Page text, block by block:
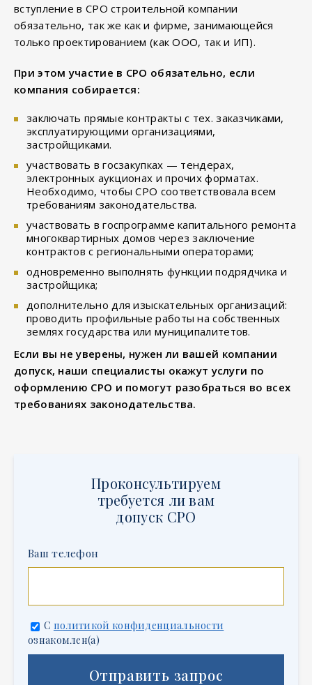
вступление в СРО строительной компании
обязательно, так же как и фирме, занимающейся
только проектированием (как ООО, так и ИП).
При этом участие в СРО обязательно, если
компания собирается:
заключать прямые контракты с тех. заказчиками,
эксплуатирующими организациями,
застройщиками.
участвовать в госзакупках — тендерах,
электронных аукционах и прочих форматах.
Необходимо, чтобы СРО соответствовала всем
требованиям законодательства.
участвовать в госпрограмме капитального ремонта
многоквартирных домов через заключение
контрактов с региональными операторами;
одновременно выполнять функции подрядчика и
застройщика;
дополнительно для изыскательных организаций:
проводить профильные работы на собственных
землях государства или муниципалитетов.
Если вы не уверены, нужен ли вашей компании
допуск, наши специалисты окажут услуги по
оформлению СРО и помогут разобраться во всех
требованиях законодательства.
Проконсультируем
требуется ли вам
допуск СРО
Ваш телефон
С политикой конфиденциальности
ознакомлен(а)
Отправить запрос